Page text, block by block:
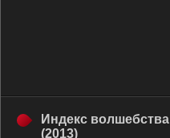
Индекс волшебства
(2013)